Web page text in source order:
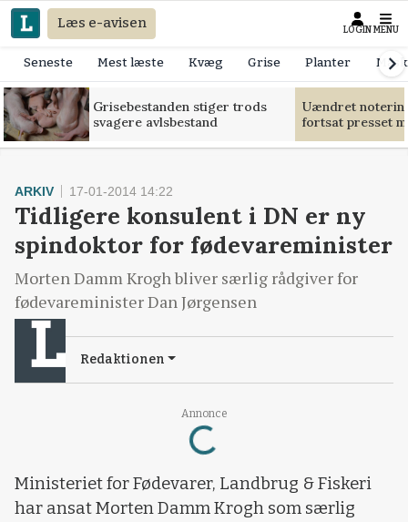
Læs e-avisen LOGIN MENU
Seneste Mest læste Kvæg Grise Planter
Grisebestanden stiger trods
svagere avlsbestand
Uændret
fortsat presset
Annonce
Loading...
ARKIV 17-01-2014 14:22
Tidligere konsulent i DN er ny
spindoktor for fødevareminister
Morten Damm Krogh bliver særlig rådgiver for
fødevareminister Dan Jørgensen
Redaktionen
Ministeriet for Fødevarer, Landbrug & Fiskeri
har ansat Morten Damm Krogh som særlig